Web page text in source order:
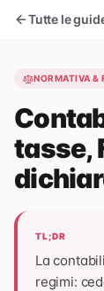
Tutte le
NORMATIVA &
tasse,
TL;DR
La
regimi: